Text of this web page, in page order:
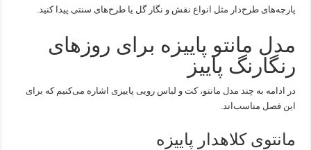
پارچه‌های طرح‌دار مثل انواع نقش و نگار گل یا طرح‌های سنتی پیدا کنید.
مدل مانتو پاییزه برای روزهای
رنگارنگ پاییز
در ادامه به چند مدل مانتو، کت و لباس رویی پاییزی اشاره می‌کنیم که برای
این فصل مناسب‌اند.
مانتوی کلاهدار پاییزه